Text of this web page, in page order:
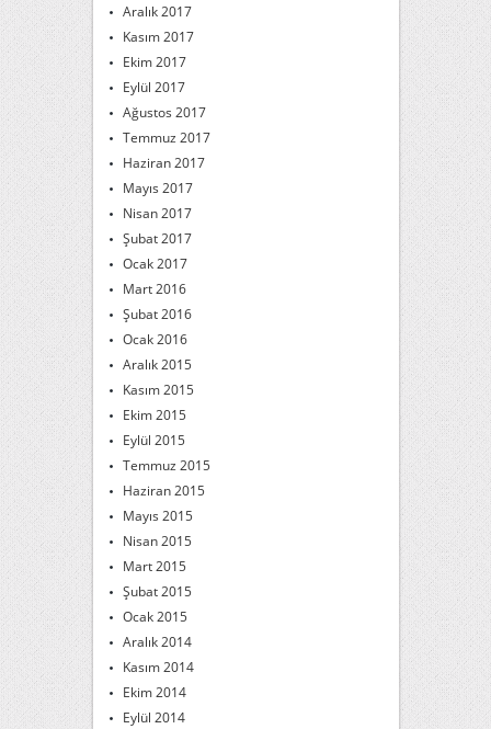
Aralık 2017
Kasım 2017
Ekim 2017
Eylül 2017
Ağustos 2017
Temmuz 2017
Haziran 2017
Mayıs 2017
Nisan 2017
Şubat 2017
Ocak 2017
Mart 2016
Şubat 2016
Ocak 2016
Aralık 2015
Kasım 2015
Ekim 2015
Eylül 2015
Temmuz 2015
Haziran 2015
Mayıs 2015
Nisan 2015
Mart 2015
Şubat 2015
Ocak 2015
Aralık 2014
Kasım 2014
Ekim 2014
Eylül 2014